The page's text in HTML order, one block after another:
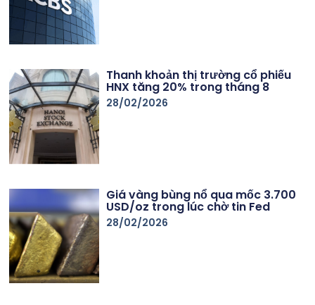
Thanh khoản thị trường cổ phiếu
HNX tăng 20% trong tháng 8
28/02/2026
Giá vàng bùng nổ qua mốc 3.700
USD/oz trong lúc chờ tin Fed
28/02/2026